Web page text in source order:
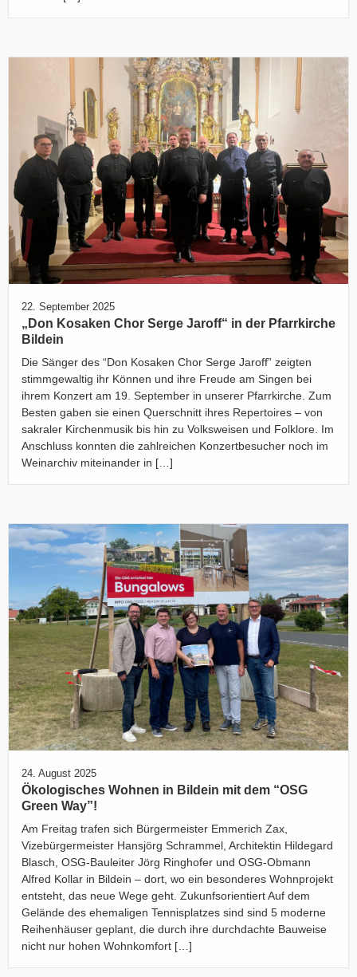
22. September 2025
„Don Kosaken Chor Serge Jaroff“ in der Pfarrkirche
Bildein
Die Sänger des “Don Kosaken Chor Serge Jaroff” zeigten
stimmgewaltig ihr Können und ihre Freude am Singen bei
ihrem Konzert am 19. September in unserer Pfarrkirche. Zum
Besten gaben sie einen Querschnitt ihres Repertoires – von
sakraler Kirchenmusik bis hin zu Volksweisen und Folklore. Im
Anschluss konnten die zahlreichen Konzertbesucher noch im
Weinarchiv miteinander in […]
24. August 2025
Ökologisches Wohnen in Bildein mit dem “OSG
Green Way”!
Am Freitag trafen sich Bürgermeister Emmerich Zax,
Vizebürgermeister Hansjörg Schrammel, Architektin Hildegard
Blasch, OSG-Bauleiter Jörg Ringhofer und OSG-Obmann
Alfred Kollar in Bildein – dort, wo ein besonderes Wohnprojekt
entsteht, das neue Wege geht. Zukunfsorientiert Auf dem
Gelände des ehemaligen Tennisplatzes sind sind 5 moderne
Reihenhäuser geplant, die durch ihre durchdachte Bauweise
nicht nur hohen Wohnkomfort […]